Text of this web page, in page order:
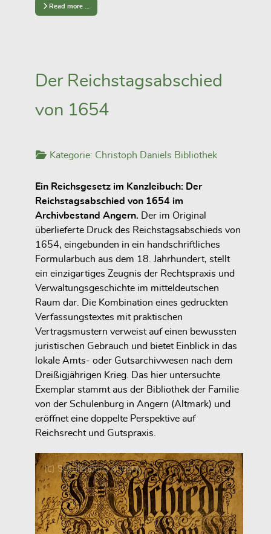
Read more …
Der Reichstagsabschied
von 1654
Kategorie: Christoph Daniels Bibliothek
Ein Reichsgesetz im Kanzleibuch: Der
Reichstagsabschied von 1654 im
Archivbestand Angern.
Der im Original
überlieferte Druck des Reichstagsabschieds von
1654, eingebunden in ein handschriftliches
Formularbuch aus dem 18. Jahrhundert, stellt
ein einzigartiges Zeugnis der Rechtspraxis und
Verwaltungsgeschichte im mitteldeutschen
Raum dar. Die Kombination eines gedruckten
Verfassungstextes mit praktischen
Vertragsmustern verweist auf einen bewussten
juristischen Gebrauch und bietet Einblick in das
lokale Amts- oder Gutsarchivwesen nach dem
Dreißigjährigen Krieg. Das hier untersuchte
Exemplar stammt aus der Bibliothek der Familie
von der Schulenburg in Angern (Altmark) und
eröffnet eine doppelte Perspektive auf
Reichsrecht und Gutspraxis.